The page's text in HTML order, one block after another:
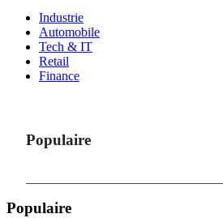
Industrie
Automobile
Tech & IT
Retail
Finance
Populaire
Populaire